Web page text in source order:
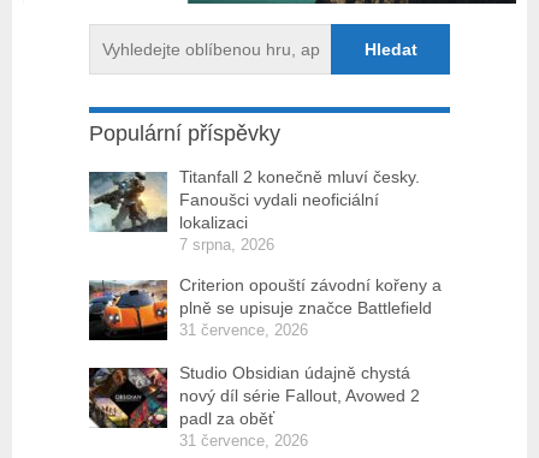
Populární příspěvky
Titanfall 2 konečně mluví česky.
Fanoušci vydali neoficiální
lokalizaci
7 srpna, 2026
Criterion opouští závodní kořeny a
plně se upisuje značce Battlefield
31 července, 2026
Studio Obsidian údajně chystá
nový díl série Fallout, Avowed 2
padl za oběť
31 července, 2026